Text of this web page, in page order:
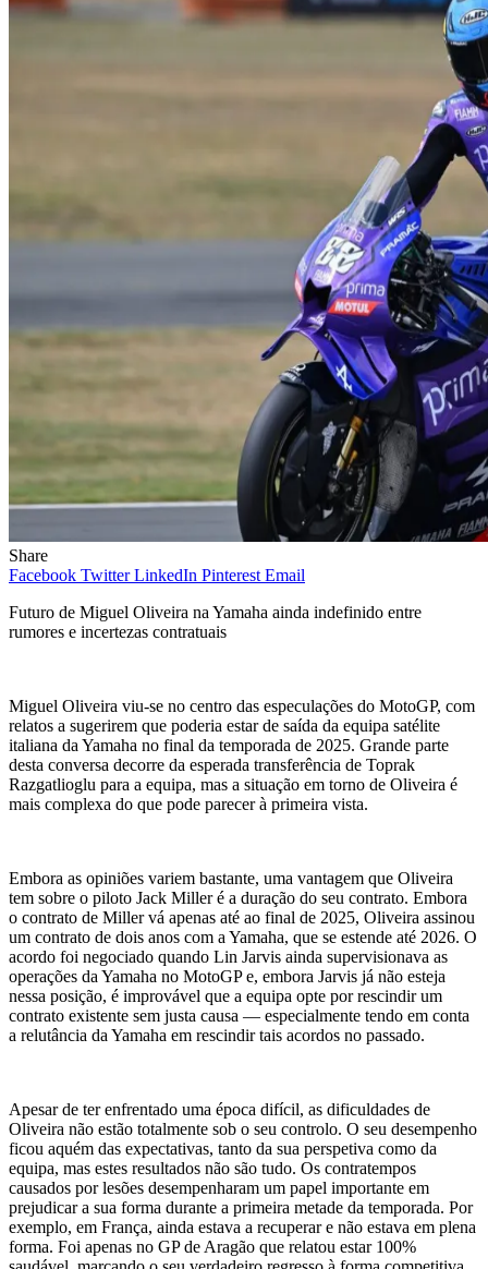
Share
Facebook Twitter LinkedIn Pinterest Email
Futuro de Miguel Oliveira na Yamaha ainda indefinido entre
rumores e incertezas contratuais
Miguel Oliveira viu-se no centro das especulações do MotoGP, com
relatos a sugerirem que poderia estar de saída da equipa satélite
italiana da Yamaha no final da temporada de 2025. Grande parte
desta conversa decorre da esperada transferência de Toprak
Razgatlioglu para a equipa, mas a situação em torno de Oliveira é
mais complexa do que pode parecer à primeira vista.
Embora as opiniões variem bastante, uma vantagem que Oliveira
tem sobre o piloto Jack Miller é a duração do seu contrato. Embora
o contrato de Miller vá apenas até ao final de 2025, Oliveira assinou
um contrato de dois anos com a Yamaha, que se estende até 2026. O
acordo foi negociado quando Lin Jarvis ainda supervisionava as
operações da Yamaha no MotoGP e, embora Jarvis já não esteja
nessa posição, é improvável que a equipa opte por rescindir um
contrato existente sem justa causa — especialmente tendo em conta
a relutância da Yamaha em rescindir tais acordos no passado.
Apesar de ter enfrentado uma época difícil, as dificuldades de
Oliveira não estão totalmente sob o seu controlo. O seu desempenho
ficou aquém das expectativas, tanto da sua perspetiva como da
equipa, mas estes resultados não são tudo. Os contratempos
causados ​​por lesões desempenharam um papel importante em
prejudicar a sua forma durante a primeira metade da temporada. Por
exemplo, em França, ainda estava a recuperar e não estava em plena
forma. Foi apenas no GP de Aragão que relatou estar 100%